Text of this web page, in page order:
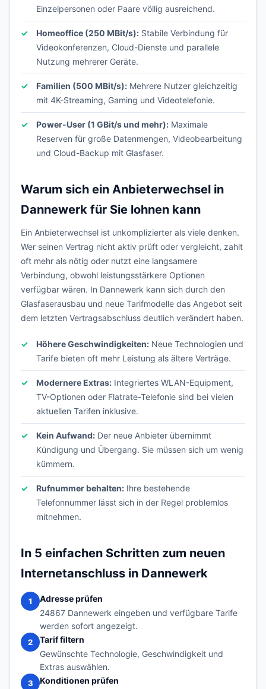
Einzelpersonen oder Paare völlig ausreichend.
Homeoffice (250 MBit/s): Stabile Verbindung für
Videokonferenzen, Cloud-Dienste und parallele
Nutzung mehrerer Geräte.
Familien (500 MBit/s): Mehrere Nutzer gleichzeitig
mit 4K-Streaming, Gaming und Videotelefonie.
Power-User (1 GBit/s und mehr): Maximale
Reserven für große Datenmengen, Videobearbeitung
und Cloud-Backup mit Glasfaser.
Warum sich ein Anbieterwechsel in
Dannewerk für Sie lohnen kann
Ein Anbieterwechsel ist unkomplizierter als viele denken.
Wer seinen Vertrag nicht aktiv prüft oder vergleicht, zahlt
oft mehr als nötig oder nutzt eine langsamere
Verbindung, obwohl leistungsstärkere Optionen
verfügbar wären. In Dannewerk kann sich durch den
Glasfaserausbau und neue Tarifmodelle das Angebot seit
dem letzten Vertragsabschluss deutlich verändert haben.
Höhere Geschwindigkeiten: Neue Technologien und
Tarife bieten oft mehr Leistung als ältere Verträge.
Modernere Extras: Integriertes WLAN-Equipment,
TV-Optionen oder Flatrate-Telefonie sind bei vielen
aktuellen Tarifen inklusive.
Kein Aufwand: Der neue Anbieter übernimmt
Kündigung und Übergang. Sie müssen sich um wenig
kümmern.
Rufnummer behalten: Ihre bestehende
Telefonnummer lässt sich in der Regel problemlos
mitnehmen.
In 5 einfachen Schritten zum neuen
Internetanschluss in Dannewerk
1
Adresse prüfen
24867 Dannewerk eingeben und verfügbare Tarife
werden sofort angezeigt.
2
Tarif filtern
Gewünschte Technologie, Geschwindigkeit und
Extras auswählen.
3
Konditionen prüfen